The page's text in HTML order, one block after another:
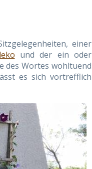
einer
und der ein oder
des Wortes wohltuend
es sich vortrefflich